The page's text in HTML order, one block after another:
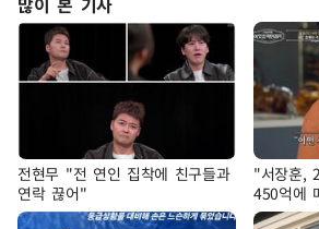
전현무 "전 연인 집착에 친구들과
연락 끊어"
"서장훈,
450억에